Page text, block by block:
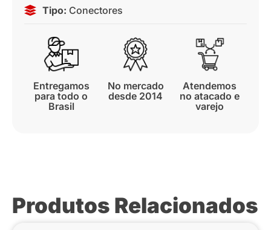
Tipo: Conectores
Entregamos
para todo o
Brasil
No mercado
desde 2014
Atendemos
no atacado e
varejo
Produtos Relacionados